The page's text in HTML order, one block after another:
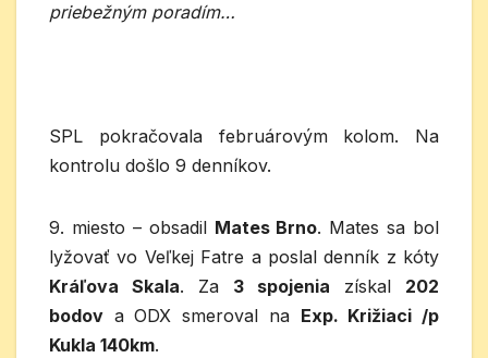
priebežným poradím…
SPL pokračovala februárovým kolom. Na
kontrolu došlo 9 denníkov.
9. miesto – obsadil Mates Brno. Mates sa bol
lyžovať vo Veľkej Fatre a poslal denník z kóty
Kráľova Skala. Za 3 spojenia získal 202
bodov a ODX smeroval na Exp. Križiaci /p
Kukla 140km.